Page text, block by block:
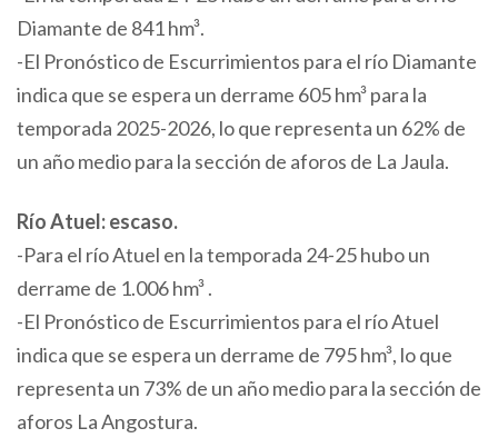
Diamante de 841 hm³.
-El Pronóstico de Escurrimientos para el río Diamante
indica que se espera un derrame 605 hm³ para la
temporada 2025-2026, lo que representa un 62% de
un año medio para la sección de aforos de La Jaula.
Río Atuel: escaso.
-Para el río Atuel en la temporada 24-25 hubo un
derrame de 1.006 hm³ .
-El Pronóstico de Escurrimientos para el río Atuel
indica que se espera un derrame de 795 hm³, lo que
representa un 73% de un año medio para la sección de
aforos La Angostura.